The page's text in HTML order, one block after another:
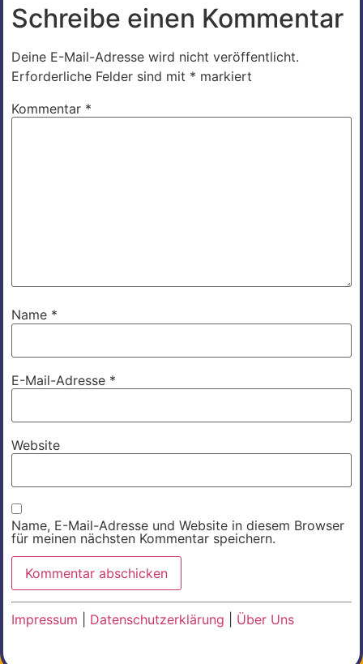
Schreibe einen Kommentar
Deine E-Mail-Adresse wird nicht veröffentlicht.
Erforderliche Felder sind mit * markiert
Kommentar *
Name *
E-Mail-Adresse *
Website
Name, E-Mail-Adresse und Website in diesem Browser
für meinen nächsten Kommentar speichern.
Impressum Datenschutzerklärung Über Uns